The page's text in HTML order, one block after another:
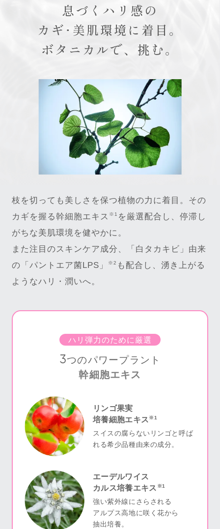
息づくハリ感の
カギ･美肌環境に着目。
ボタニカルで、挑む。
枝を切っても美しさを保つ植物の力に着目。その
カギを握る幹細胞エキス ※1 を厳選配合し、停滞し
がちな美肌環境を健やかに。
また注目のスキンケア成分、「白タカキビ」由来
の「パントエア菌LPS」
※2 も配合し、湧き上がる
ようなハリ・潤いへ。
ハリ弾力のために厳選
3つのパワープラント
幹細胞エキス
リンゴ果実
培養細胞エキス ※1
スイスの腐らないリンゴと呼ば
れる希少品種由来の成分。
エーデルワイス
カルス培養エキス ※1
強い紫外線にさらされる
アルプス高地に咲く花から
抽出培養。